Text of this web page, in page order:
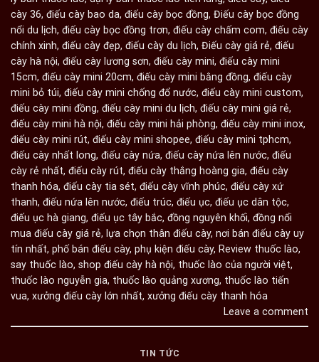
cày 36, điếu cày bao da, điếu cày bọc đồng, Điếu cày bọc đồng
nổi du lịch, điếu cày bọc đồng trơn, điếu cày chấm com, điếu cày
chính xinh, điếu cày đẹp, điếu cày du lịch, Điếu cày giá rẻ, điếu
cày hà nội, điếu cày lương sơn, điếu cày mini, điếu cày mini
15cm, điếu cày mini 20cm, điếu cày mini bằng đồng, điếu cày
mini bỏ túi, điếu cày mini chống đổ nước, điếu cày mini custom,
điếu cày mini đồng, điếu cày mini du lịch, điếu cày mini giá rẻ,
điếu cày mini hà nội, điếu cày mini hải phòng, điếu cày mini inox,
điếu cày mini rút, điếu cày mini shopee, điếu cày mini tphcm,
điếu cày nhất long, điếu cày nứa, điếu cày nứa lên nước, điếu
cày rẻ nhất, điếu cày rút, điếu cày thắng hoàng gia, điếu cày
thanh hóa, điếu cày tia sét, điếu cày vĩnh phúc, điếu cày xứ
thanh, điếu nứa lên nước, điếu trúc, điếu ục, điếu ục dân tộc,
điếu ục hà giang, điếu ục tây bắc, đồng nguyên khối, đồng nổi
mua điếu cày giá rẻ, lựa chọn thân điếu cày, nơi bán điếu cày uy
tín nhất, phố bán điếu cày, phụ kiện điếu cày, Review thuốc lào,
say thuốc lào, shop điếu cày hà nội, thuốc lào của người việt,
thuốc lào nguyễn gia, thuốc lào quảng xương, thuốc lào tiến
vua, xưởng điếu cày lớn nhất, xưởng điếu cày thanh hóa
Leave a comment
TIN TỨC